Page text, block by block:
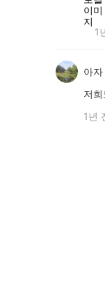
1
아
저
1년